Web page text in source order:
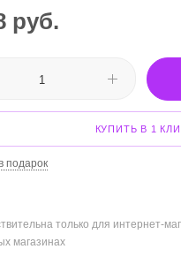
руб.
КУПИТЬ В 1
подарок
только для интернет-
магазинах